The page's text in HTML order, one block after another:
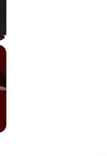
が楽しめる無料ブ
のが魅力のブラウ